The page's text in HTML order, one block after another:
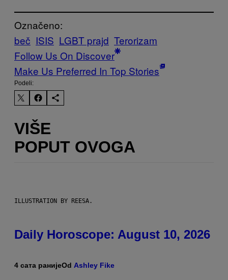
Označeno:
beč ISIS LGBT prajd Terorizam
Follow Us On Discover
Make Us Preferred In Top Stories
Podeli:
VIŠE
POPUT OVOGA
ILLUSTRATION BY REESA.
Daily Horoscope: August 10, 2026
4 сата ранијеOd Ashley Fike